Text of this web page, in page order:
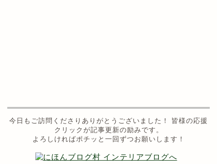
今日もご訪問くださりありがとうございました！ 皆様の応援
クリックが記事更新の励みです。
よろしければポチッと一回ずつお願いします！